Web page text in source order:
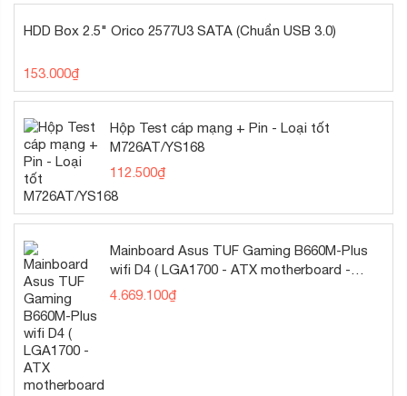
HDD Box 2.5" Orico 2577U3 SATA (Chuẩn USB 3.0)
153.000₫
Hộp Test cáp mạng + Pin - Loại tốt
M726AT/YS168
112.500₫
Mainboard Asus TUF Gaming B660M-Plus
wifi D4 ( LGA1700 - ATX motherboard -
DDR4 )
4.669.100₫